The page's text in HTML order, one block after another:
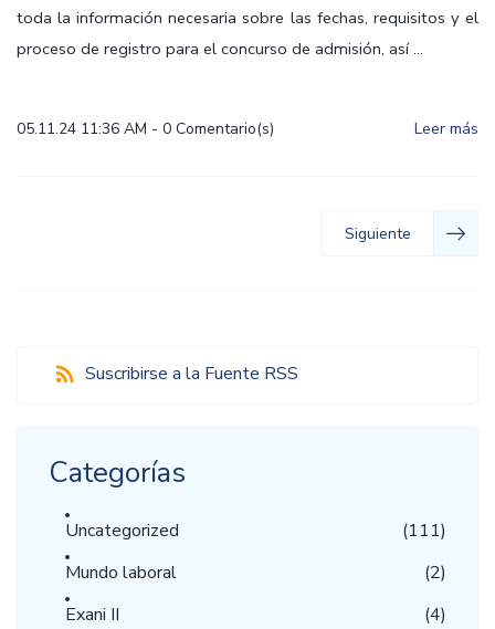
toda la información necesaria sobre las fechas, requisitos y el
proceso de registro para el concurso de admisión, así ...
05.11.24 11:36 AM - 0 Comentario(s) Leer más
Siguiente
Suscribirse a la Fuente RSS
Categorías
Uncategorized
(111)
Mundo laboral
(2)
Exani II
(4)